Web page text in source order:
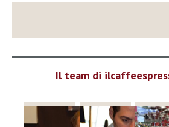
Il team di